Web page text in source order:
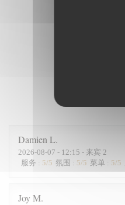
DamienL
2026-08-07 - 12:15 - 来宾 2
服务 : 5/5 氛围 : 5/5 菜单 : 5/5
JoyM